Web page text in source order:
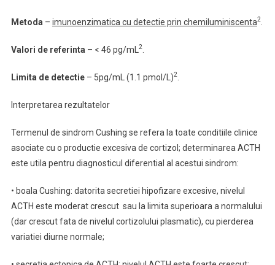
Metoda – imunoenzimatica cu detectie prin chemiluminiscenta2.
Valori de referinta – < 46 pg/mL 2.
Limita de detectie – 5pg/mL (1.1 pmol/L)2.
Interpretarea rezultatelor
Termenul de sindrom Cushing se refera la toate conditiile clinice
asociate cu o productie excesiva de cortizol; determinarea ACTH
este utila pentru diagnosticul diferential al acestui sindrom:
• boala Cushing: datorita secretiei hipofizare excesive, nivelul
ACTH este moderat crescut sau la limita superioara a normalului
(dar crescut fata de nivelul cortizolului plasmatic), cu pierderea
variatiei diurne normale;